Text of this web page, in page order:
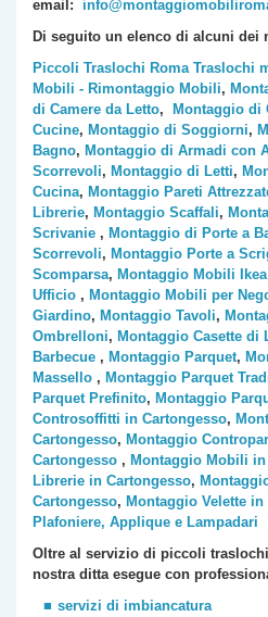
email:
Di seguito un elenco di alcuni dei
Piccoli Traslochi Roma Traslochi
Mobili - Rimontaggio Mobili,
di Camere da Letto, Montaggio di
Cucine, Montaggio di Soggiorni,
Bagno, Montaggio di Armadi con
Scorrevoli, Montaggio di Letti,
Cucina, Montaggio Pareti
Librerie, Montaggio Scaffali,
Scrivanie , Montaggio di Porte a
Scorrevoli, Montaggio Porte a
Scomparsa, Montaggio Mobili Ikea
Ufficio , Montaggio Mobili per
Giardino, Montaggio Tavoli,
Ombrelloni, Montaggio Casette di
Barbecue , Montaggio Parquet,
Massello , Montaggio Parquet
Parquet Prefinito, Montaggio
Controsoffitti in Cartongesso,
Cartongesso, Montaggio
Cartongesso , Montaggio Mobili
Librerie in Cartongesso,
Cartongesso, Montaggio Velette
Plafoniere, Applique e Lampadari
Oltre al servizio di piccoli
nostra ditta esegue con
servizi di imbiancatura